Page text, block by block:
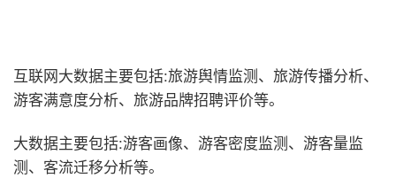
互联网大数据主要包括:旅游舆情监测、旅游传播分析、
游客满意度分析、旅游品牌招聘评价等。
大数据主要包括:游客画像、游客密度监测、游客量监
测、客流迁移分析等。